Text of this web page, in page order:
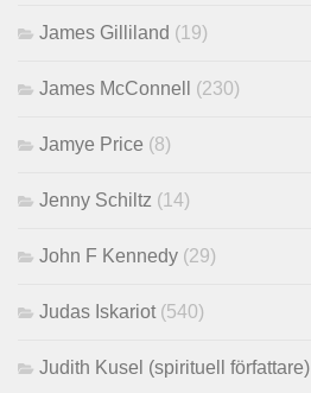
James Gilliland (19)
James McConnell (230)
Jamye Price (8)
Jenny Schiltz (14)
John F Kennedy (29)
Judas Iskariot (540)
Judith Kusel (spirituell författare)